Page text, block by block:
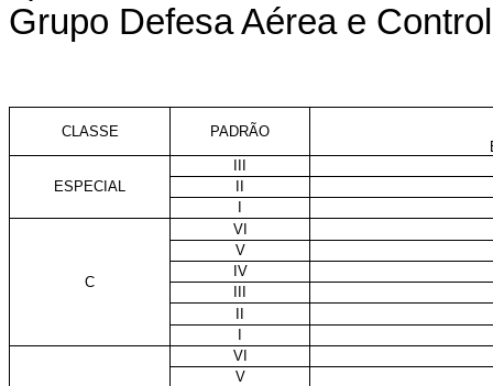
Grupo Defesa Aérea e
CLASSE
PADRÃO
ESPECIAL
III
II
I
C
VI
V
IV
III
II
I
VI
V